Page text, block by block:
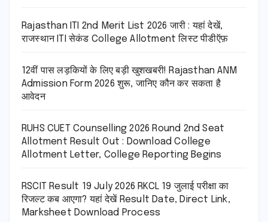
Rajasthan ITI 2nd Merit List 2026 जारी : यहां देखें,
राजस्थान ITI सेकंड College Allotment लिस्ट पीडीऍफ़
12वीं पास लड़कियों के लिए बड़ी खुशखबरी! Rajasthan ANM
Admission Form 2026 शुरू, जानिए कौन कर सकता है
आवेदन
RUHS CUET Counselling 2026 Round 2nd Seat
Allotment Result Out : Download College
Allotment Letter, College Reporting Begins
RSCIT Result 19 July 2026 RKCL 19 जुलाई परीक्षा का
रिजल्ट कब आएगा? यहां देखें Result Date, Direct Link,
Marksheet Download Process